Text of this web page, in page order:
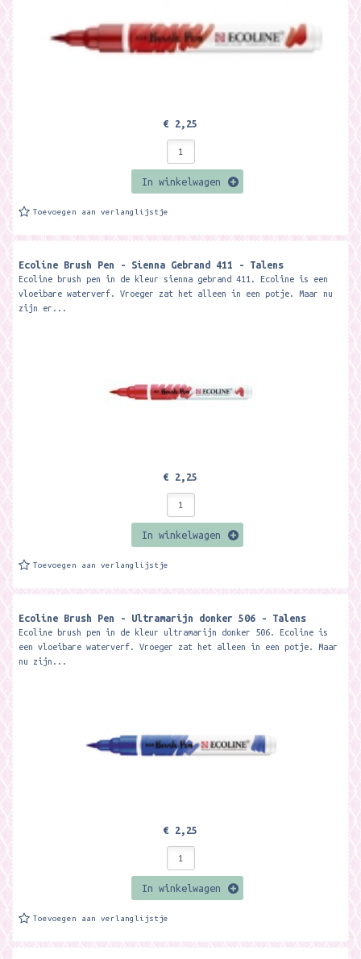
€ 2,25
In winkelwagen
Toevoegen aan verlanglijstje
Ecoline Brush Pen - Sienna Gebrand 411 - Talens
Ecoline brush pen in de kleur sienna gebrand 411. Ecoline is een
vloeibare waterverf. Vroeger zat het alleen in een potje. Maar nu
zijn er...
€ 2,25
In winkelwagen
Toevoegen aan verlanglijstje
Ecoline Brush Pen - Ultramarijn donker 506 - Talens
Ecoline brush pen in de kleur ultramarijn donker 506. Ecoline is
een vloeibare waterverf. Vroeger zat het alleen in een potje. Maar
nu zijn...
€ 2,25
In winkelwagen
Toevoegen aan verlanglijstje